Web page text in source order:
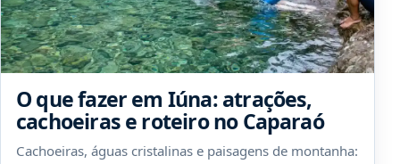
O que fazer em Iúna: atrações,
cachoeiras e roteiro no Caparaó
Cachoeiras, águas cristalinas e paisagens de montanha: